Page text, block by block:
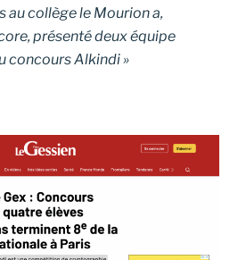
au collège le Mourion a,
présenté deux équipe
concours Alkindi »